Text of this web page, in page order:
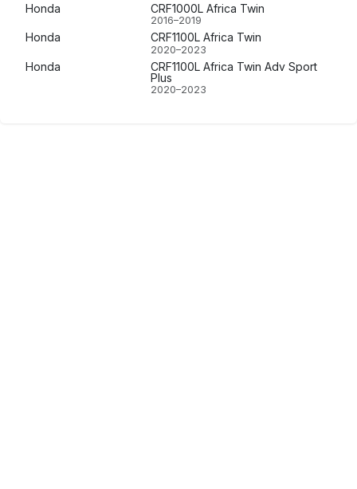
Honda CRF1000L Africa Twin
2016–2019
Honda CRF1100L Africa Twin
2020–2023
Honda
CRF1100L Africa Twin Adv Sport
Plus
2020–2023